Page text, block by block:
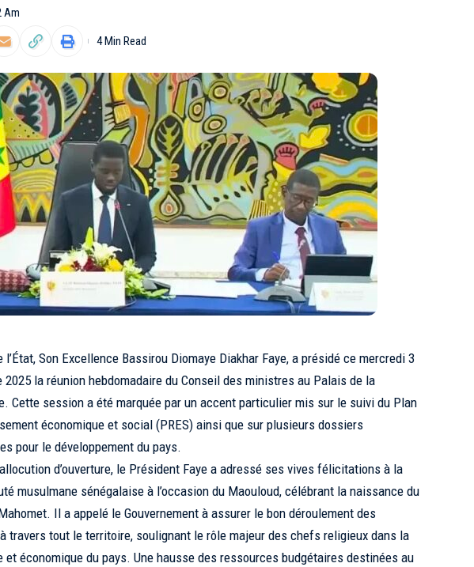
Am
4 Min Read
l’État, Son Excellence Bassirou Diomaye Diakhar Faye, a présidé ce mercredi 3
2025 la réunion hebdomadaire du Conseil des ministres au Palais de la
Cette session a été marquée par un accent particulier mis sur le suivi du Plan
économique et social (PRES) ainsi que sur plusieurs dossiers
pour le développement du pays.
d’ouverture, le Président Faye a adressé ses vives félicitations à la
musulmane sénégalaise à l’occasion du Maouloud, célébrant la naissance du
Il a appelé le Gouvernement à assurer le bon déroulement des
travers tout le territoire, soulignant le rôle majeur des chefs religieux dans la
et économique du pays. Une hausse des ressources budgétaires destinées au